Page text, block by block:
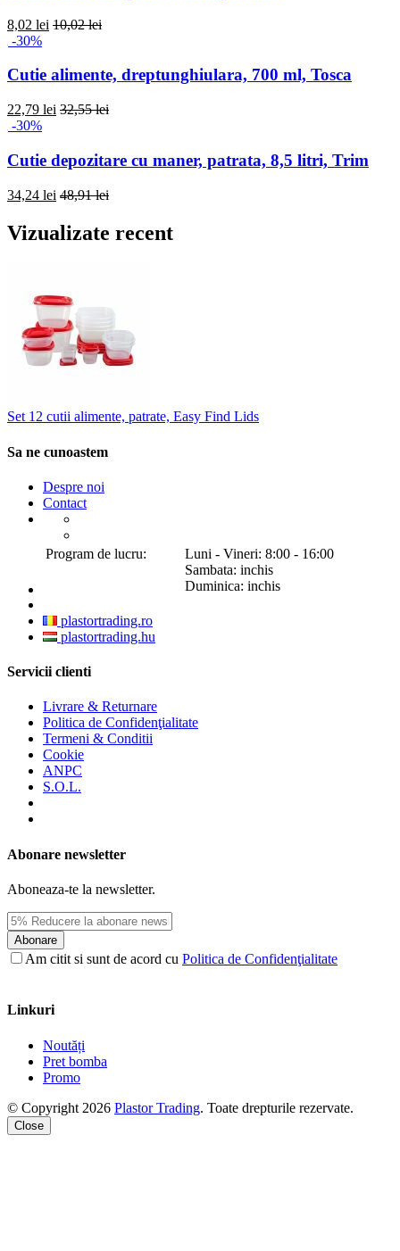
8,02 lei 10,02 lei
-30%
Cutie alimente, dreptunghiulara, 700 ml, Tosca
22,79 lei 32,55 lei
-30%
Cutie depozitare cu maner, patrata, 8,5 litri, Trim
34,24 lei 48,91 lei
Vizualizate recent
Set 12 cutii alimente, patrate, Easy Find Lids
Sa ne cunoastem
Despre noi
Contact
Program de lucru:
Luni - Vineri: 8:00 - 16:00
Sambata: inchis
Duminica: inchis
plastortrading.ro
plastortrading.hu
Servicii clienti
Livrare & Returnare
Politica de Confidenţialitate
Termeni & Conditii
Cookie
ANPC
S.O.L.
Abonare newsletter
Aboneaza-te la newsletter.
Abonare
Am citit si sunt de acord cu Politica de Confidenţialitate
Linkuri
Noutăți
Pret bomba
Promo
© Copyright 2026 Plastor Trading. Toate drepturile rezervate.
Close